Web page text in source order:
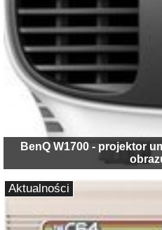
BenQ W1700 - projektor
Aktualności